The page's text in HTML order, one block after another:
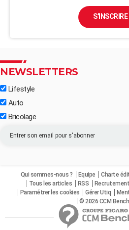
S'INSCRIRE
NEWSLETTERS
Lifestyle
Auto
Bricolage
Qui sommes-nous ? Equipe Charte
Tous les articles
RSS Recrutement
Paramétrer les cookies
Gérer Utiq
© 2026 CCM